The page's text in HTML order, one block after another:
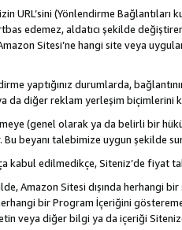
URL’sini (Yönlendirme Bağlantıları
edemez, aldatıcı şekilde
Sitesi’ne hangi site veya
yaptığınız durumlarda,
da diğer reklam yerleşim biçimlerini
(genel olarak ya da belirli bir
beyanı talebimize uygun şekilde
kabul edilmedikçe, Siteniz’de fiyat
Amazon Sitesi dışında herhangi
bir Program İçeriğini
veya diğer bilgi ya da içeriği